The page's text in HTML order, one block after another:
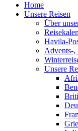
Home
Unsere Reisen
Über
Havila-
Advents-,
Unsere